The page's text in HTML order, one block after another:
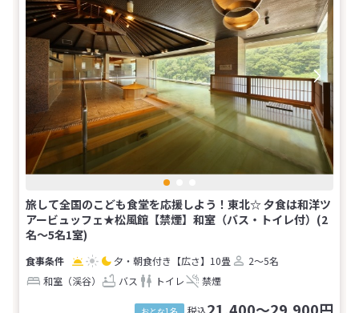
旅して全国のこども食堂を応援しよう！東北☆ 夕食は和洋ツ
アービュッフェ★松風館【禁煙】和室（バス・トイレ付）(2
名～5名1室)
夕・朝食付き 【広さ】10畳
2～5名
和室（渓谷）
バス トイレ 禁煙
税込